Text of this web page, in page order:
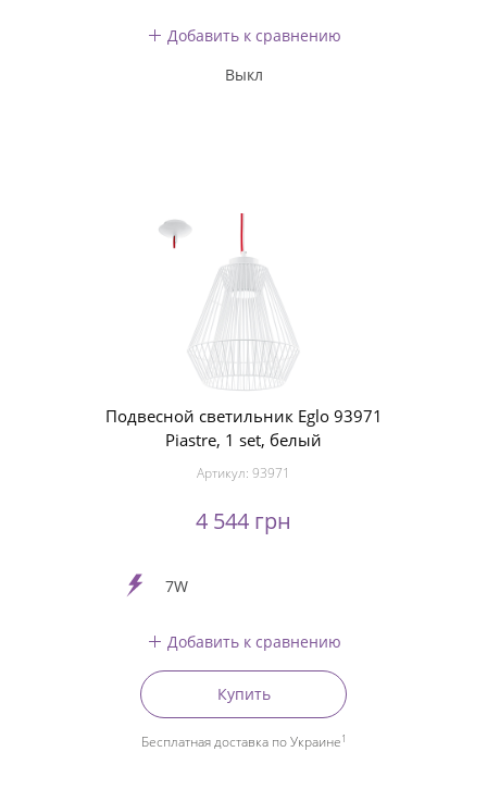
Добавить к сравнению
Выкл
Подвесной светильник Eglo 93971
Piastre, 1 set, белый
Артикул: 93971
4 544 грн
7W
Добавить к сравнению
Купить
Бесплатная доставка по Украине1